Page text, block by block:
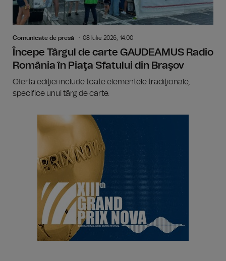
Comunicate de presă 08 Iulie 2026, 14:00
Începe Târgul de carte GAUDEAMUS Radio
România în Piaţa Sfatului din Braşov
Oferta ediţiei include toate elementele tradiţionale,
specifice unui târg de carte.